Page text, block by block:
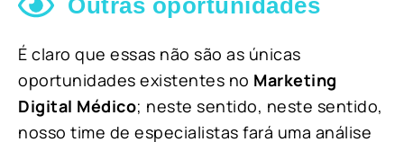
É claro que essas não são as únicas
oportunidades existentes no Marketing
Digital Médico; neste sentido, neste sentido,
nosso time de especialistas fará uma análise